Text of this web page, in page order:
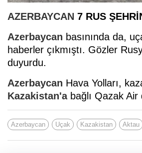
AZERBAYCAN 7 RUS
Azerbaycan basınında da,
haberler çıkmıştı. Gözler
duyurdu.
Azerbaycan Hava Yolları,
Kazakistan'abağlı Qazak Air
Azerbaycan Uçak Kazakistan Aktau